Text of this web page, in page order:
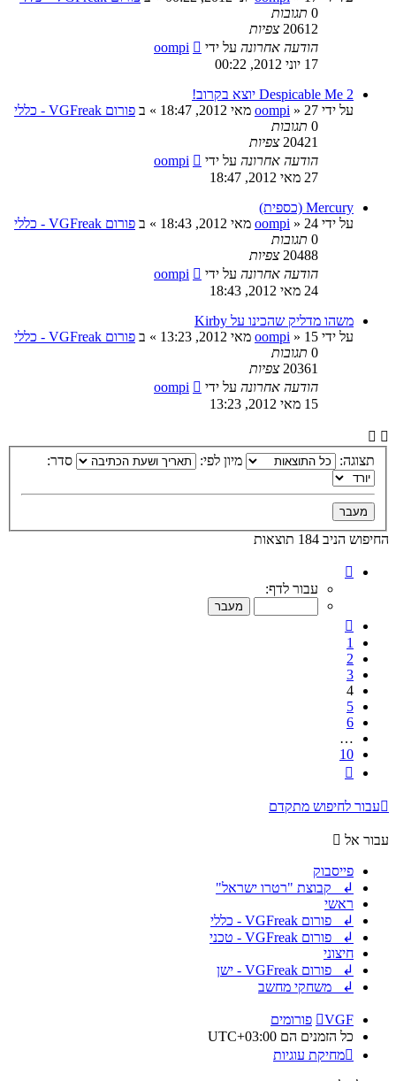
0 תגובות
20612 צפיות
הודעה אחרונה על ידי
oompi
17 יוני 2012, 00:22
Despicable Me 2 יוצא בקרוב!
על ידי
oompi » 27 מאי 2012, 18:47 » ב פורום VGFreak - כללי
0 תגובות
20421 צפיות
הודעה אחרונה על ידי
oompi
27 מאי 2012, 18:47
Mercury (כספית)
על ידי
oompi » 24 מאי 2012, 18:43 » ב פורום VGFreak - כללי
0 תגובות
20488 צפיות
הודעה אחרונה על ידי
oompi
24 מאי 2012, 18:43
משהו מדליק שהכינו על Kirby
על ידי
oompi » 15 מאי 2012, 13:23 » ב פורום VGFreak - כללי
0 תגובות
20361 צפיות
הודעה אחרונה על ידי
oompi
15 מאי 2012, 13:23
תצוגה: מיון לפי: סדר:
החיפוש הניב 184 תוצאות
מתוך
עבור לדף:
1
2
3
4
5
6
…
10
עבור לחיפוש מתקדם
עבור אל
פייסבוק
↲ קבוצת "רטרו ישראל"
ראשי
↲ פורום VGFreak - כללי
↲ פורום VGFreak - טכני
חיצוני
↲ פורום VGFreak - ישן
↲ משחקי מחשב
VGF
פורומים
כל הזמנים הם UTC+03:00
מחיקת עוגיות